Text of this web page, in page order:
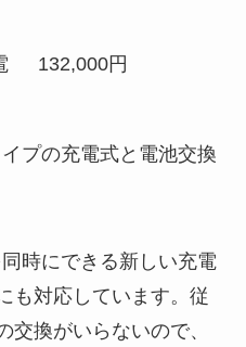
132,000円
プの充電式と電池交換
時にできる新しい充電
も対応しています。従
交換がいらないので、